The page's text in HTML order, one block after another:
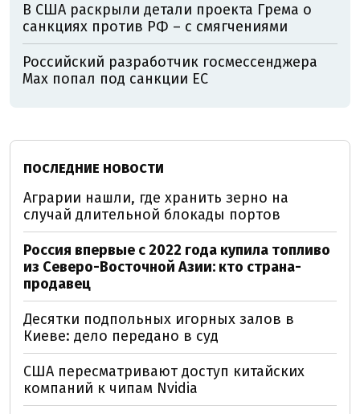
В США раскрыли детали проекта Грема о
санкциях против РФ – с смягчениями
Российский разработчик госмессенджера
Max попал под санкции ЕС
ПОСЛЕДНИЕ НОВОСТИ
Аграрии нашли, где хранить зерно на
случай длительной блокады портов
Россия впервые с 2022 года купила топливо
из Северо-Восточной Азии: кто страна-
продавец
Десятки подпольных игорных залов в
Киеве: дело передано в суд
США пересматривают доступ китайских
компаний к чипам Nvidia